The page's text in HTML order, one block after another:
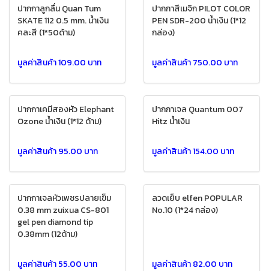
ปากกาลูกลื่น Quan Tum
SKATE 112 0.5 mm. น้ำเงิน
คละสี (1*50ด้าม)
มูลค่าสินค้า 109.00 บาท
ปากกาสีเมจิก PILOT COLOR
PEN SDR-200 น้ำเงิน (1*12
กล่อง)
มูลค่าสินค้า 750.00 บาท
ปากกาเคมีสองหัว Elephant
Ozone น้ำเงิน (1*12 ด้าม)
มูลค่าสินค้า 95.00 บาท
ปากกาเจล Quantum 007
Hitz น้ำเงิน
มูลค่าสินค้า 154.00 บาท
ปากกาเจลหัวเพชรปลายเข็ม
0.38 mm zuixua CS-801
gel pen diamond tip
0.38mm (12ด้าม)
มูลค่าสินค้า 55.00 บาท
ลวดเย็บ elfen POPULAR
No.10 (1*24 กล่อง)
มูลค่าสินค้า 82.00 บาท